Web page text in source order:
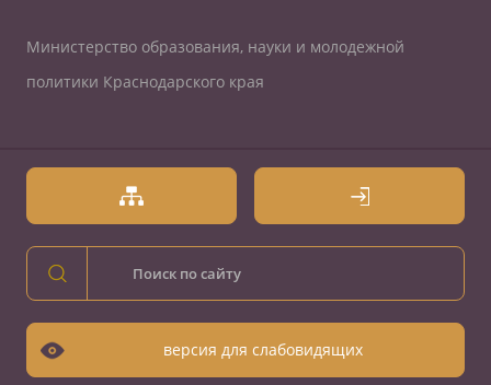
Министерство образования, науки и молодежной
политики Краснодарского края
версия для слабовидящих